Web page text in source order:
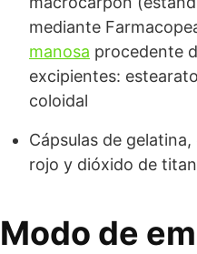
mediante
manosa procedente
excipientes:
coloidal
Cápsulas de
rojo y dióxido de
Modo de